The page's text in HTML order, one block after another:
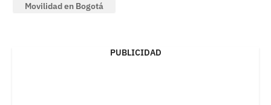
Movilidad en Bogotá
PUBLICIDAD